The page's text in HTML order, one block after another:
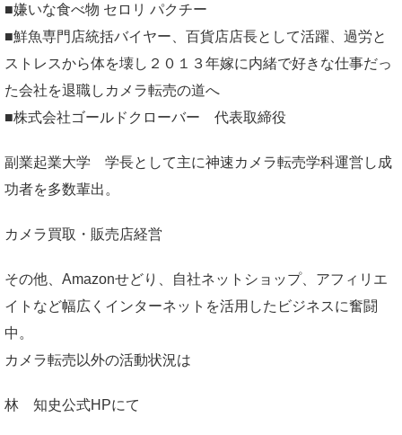
■嫌いな食べ物 セロリ パクチー
■鮮魚専門店統括バイヤー、百貨店店長として活躍、過労と
ストレスから体を壊し２０１３年嫁に内緒で好きな仕事だっ
た会社を退職しカメラ転売の道へ
■株式会社ゴールドクローバー 代表取締役
副業起業大学 学長として主に神速カメラ転売学科運営し成
功者を多数輩出。
カメラ買取・販売店経営
その他、Amazonせどり、自社ネットショップ、アフィリエ
イトなど幅広くインターネットを活用したビジネスに奮闘
中。
カメラ転売以外の活動状況は
林 知史公式HPにて